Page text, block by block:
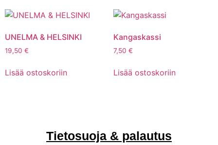
UNELMA & HELSINKI
19,50 €
Lisää ostoskoriin
Kangaskassi
7,50 €
Lisää ostoskoriin
Tietosuoja & palautus